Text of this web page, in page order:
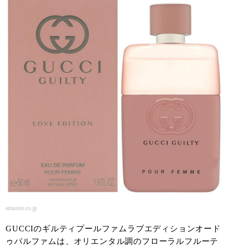
amazon.co.jp
GUCCIのギルティプールファムラブエディションオード
ゥパルファムは、オリエンタル調のフローラルフルーテ